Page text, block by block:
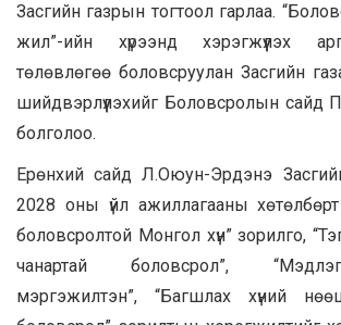
Засгийн газрын тогтоол гарлаа.
жил”-ийн хүрээнд хэрэгжүүлэх
төлөвлөгөө боловсруулан Засгийн
шийдвэрлүүлэхийг Боловсролын сайд
болголоо.
Ерөнхий сайд Л.Оюун-Эрдэнэ
2028 оны үйл ажиллагааны
боловсролтой Монгол хүн” зорилго,
чанартай боловсрол”,
мэргэжилтэн”, “Багшлах хүний